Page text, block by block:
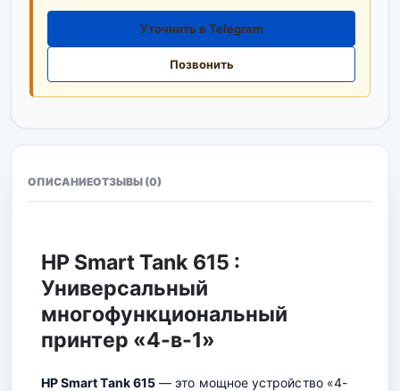
Уточнить в Telegram
Позвонить
ОПИСАНИЕОТЗЫВЫ (0)
HP Smart Tank 615 :
Универсальный
многофункциональный
принтер «4-в-1»
HP Smart Tank 615 — это мощное устройство «4-